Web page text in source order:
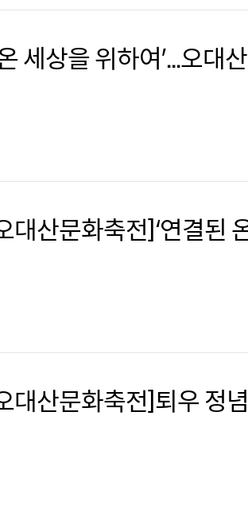
세상을 위하여’...오대
산문화축전]‘연결된
산문화축전]퇴우 정